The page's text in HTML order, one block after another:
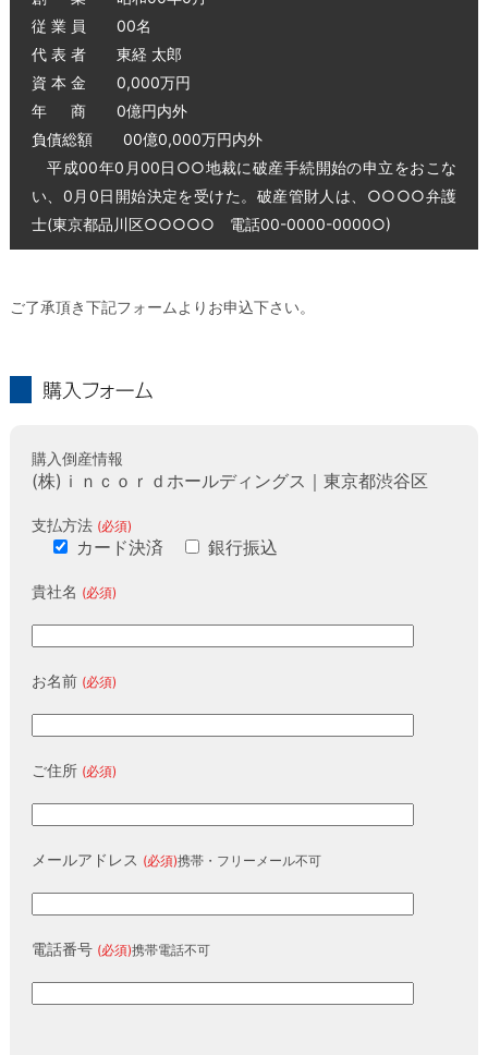
従 業 員 00名
代 表 者 東経 太郎
資 本 金 0,000万円
年 商 0億円内外
負債総額 00億0,000万円内外
平成00年0月00日○○地裁に破産手続開始の申立をおこな
い、0月0日開始決定を受けた。破産管財人は、○○○○弁護
士(東京都品川区○○○○○ 電話00-0000-0000○)
ご了承頂き下記フォームよりお申込下さい。
購入倒産情報
(株)ｉｎｃｏｒｄホールディングス｜東京都渋谷区
支払方法 (必須)
カード決済 銀行振込
貴社名 (必須)
お名前 (必須)
ご住所 (必須)
メールアドレス (必須)携帯・フリーメール不可
電話番号 (必須)携帯電話不可